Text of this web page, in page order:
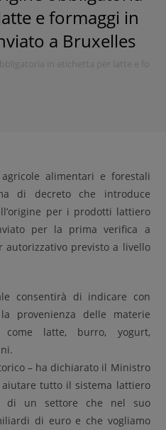
e formaggi in
a Bruxelles
in etichetta per latte e
alimentari e forestali
di decreto che introduce
per i prodotti lattiero
per la prima verifica a
autorizzativo previsto a livello
consentirà di indicare con
provenienza delle materie
latte, burro, yogurt,
– ha dichiarato il Ministro
tutto il sistema lattiero
di un settore che nel suo
di euro e che vogliamo